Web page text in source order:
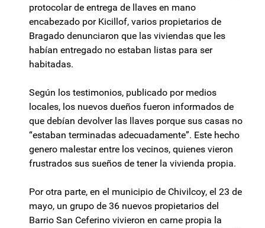
protocolar de entrega de llaves en mano
encabezado por Kicillof, varios propietarios de
Bragado denunciaron que las viviendas que les
habían entregado no estaban listas para ser
habitadas.
Según los testimonios, publicado por medios
locales, los nuevos dueños fueron informados de
que debían devolver las llaves porque sus casas no
“estaban terminadas adecuadamente”. Este hecho
genero malestar entre los vecinos, quienes vieron
frustrados sus sueños de tener la vivienda propia.
Por otra parte, en el municipio de Chivilcoy, el 23 de
mayo, un grupo de 36 nuevos propietarios del
Barrio San Ceferino vivieron en carne propia la